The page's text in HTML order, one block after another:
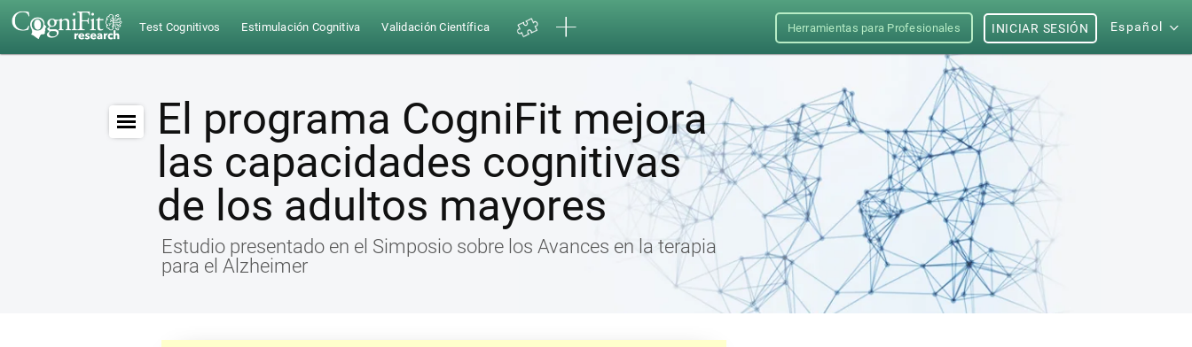
Test Cognitivos Estimulación Cognitiva Validación Científica Herramientas para Profesionales Español
INICIAR SESIÓN
El programa CogniFit mejora
las capacidades cognitivas
de los adultos mayores
Estudio presentado en el Simposio sobre los Avances en la terapia
para el Alzheimer